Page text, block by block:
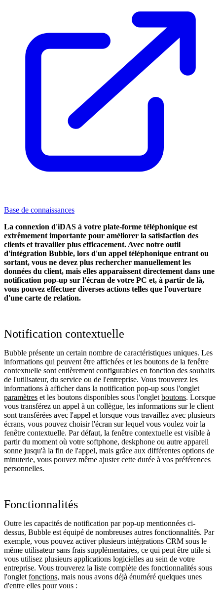
Base de connaissances
La connexion d'iDAS à votre plate-forme téléphonique est
extrêmement importante pour améliorer la satisfaction des
clients et travailler plus efficacement. Avec notre outil
d'intégration Bubble, lors d'un appel téléphonique entrant ou
sortant, vous ne devez plus rechercher manuellement les
données du client, mais elles apparaissent directement dans une
notification pop-up sur l'écran de votre PC et, à partir de là,
vous pouvez effectuer diverses actions telles que l'ouverture
d'une carte de relation.
Notification contextuelle
Bubble présente un certain nombre de caractéristiques uniques. Les
informations qui peuvent être affichées et les boutons de la fenêtre
contextuelle sont entièrement configurables en fonction des souhaits
de l'utilisateur, du service ou de l'entreprise. Vous trouverez les
informations à afficher dans la notification pop-up sous l'onglet
paramètres et les boutons disponibles sous l'onglet boutons. Lorsque
vous transférez un appel à un collègue, les informations sur le client
sont transférées avec l'appel et lorsque vous travaillez avec plusieurs
écrans, vous pouvez choisir l'écran sur lequel vous voulez voir la
fenêtre contextuelle. Par défaut, la fenêtre contextuelle est visible à
partir du moment où votre softphone, deskphone ou autre appareil
sonne jusqu'à la fin de l'appel, mais grâce aux différentes options de
minuterie, vous pouvez même ajuster cette durée à vos préférences
personnelles.
Fonctionnalités
Outre les capacités de notification par pop-up mentionnées ci-
dessus, Bubble est équipé de nombreuses autres fonctionnalités. Par
exemple, vous pouvez activer plusieurs intégrations CRM sous le
même utilisateur sans frais supplémentaires, ce qui peut être utile si
vous utilisez plusieurs applications logicielles au sein de votre
entreprise. Vous trouverez la liste complète des fonctionnalités sous
l'onglet fonctions, mais nous avons déjà énuméré quelques unes
d'entre elles pour vous :